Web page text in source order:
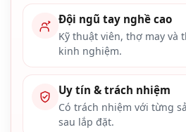
Đội ngũ tay nghề cao
Kỹ thuật viên, thợ may và
kinh nghiệm.
Uy tín & trách nhiệm
Có trách nhiệm với từng
sau lắp đặt.